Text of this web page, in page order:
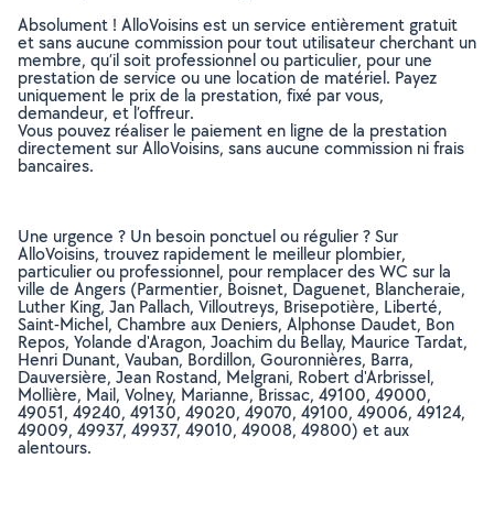
Absolument ! AlloVoisins est un service entièrement gratuit
et sans aucune commission pour tout utilisateur cherchant un
membre, qu’il soit professionnel ou particulier, pour une
prestation de service ou une location de matériel. Payez
uniquement le prix de la prestation, fixé par vous,
demandeur, et l’offreur.
Vous pouvez réaliser le paiement en ligne de la prestation
directement sur AlloVoisins, sans aucune commission ni frais
bancaires.
Une urgence ? Un besoin ponctuel ou régulier ? Sur
AlloVoisins, trouvez rapidement le meilleur plombier,
particulier ou professionnel, pour remplacer des WC sur la
ville de Angers (Parmentier, Boisnet, Daguenet, Blancheraie,
Luther King, Jan Pallach, Villoutreys, Brisepotière, Liberté,
Saint-Michel, Chambre aux Deniers, Alphonse Daudet, Bon
Repos, Yolande d'Aragon, Joachim du Bellay, Maurice Tardat,
Henri Dunant, Vauban, Bordillon, Gouronnières, Barra,
Dauversière, Jean Rostand, Melgrani, Robert d'Arbrissel,
Mollière, Mail, Volney, Marianne, Brissac, 49100, 49000,
49051, 49240, 49130, 49020, 49070, 49100, 49006, 49124,
49009, 49937, 49937, 49010, 49008, 49800) et aux
alentours.